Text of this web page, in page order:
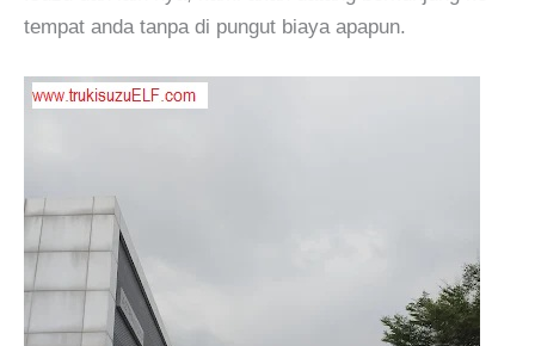
tempat anda tanpa di pungut biaya apapun.